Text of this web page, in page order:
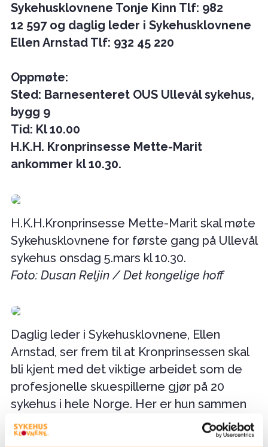
Sykehusklovnene Tonje Kinn Tlf: 982
12 597 og daglig leder i Sykehusklovnene
Ellen Arnstad Tlf: 932 45 220
Oppmøte:
Sted: Barnesenteret OUS Ullevål sykehus,
bygg 9
Tid: Kl 10.00
H.K.H. Kronprinsesse Mette-Marit
ankommer kl 10.30.
H.K.H.Kronprinsesse Mette-Marit skal møte
Sykehusklovnene for første gang på Ullevål
sykehus onsdag 5.mars kl 10.30.
Foto: Dusan Reljin / Det kongelige hoff
Daglig leder i Sykehusklovnene, Ellen
Arnstad, ser frem til at Kronprinsessen skal
bli kjent med det viktige arbeidet som de
profesjonelle skuespillerne gjør på 20
sykehus i hele Norge. Her er hun sammen
med Sykehusklovnene Senjarita (t.v) og
Rebella Hysj (t.h).